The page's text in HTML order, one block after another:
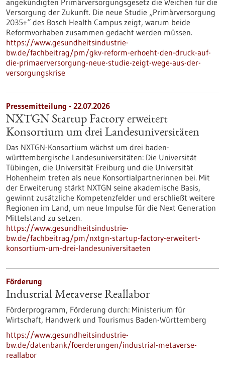
angekündigten Primärversorgungsgesetz die Weichen für die
Versorgung der Zukunft. Die neue Studie „Primärversorgung
2035+“ des Bosch Health Campus zeigt, warum beide
Reformvorhaben zusammen gedacht werden müssen.
https://www.gesundheitsindustrie-
bw.de/fachbeitrag/pm/gkv-reform-erhoeht-den-druck-auf-
die-primaerversorgung-neue-studie-zeigt-wege-aus-der-
versorgungskrise
Pressemitteilung - 22.07.2026
NXTGN Startup Factory erweitert
Konsortium um drei Landesuniversitäten
Das NXTGN-Konsortium wächst um drei baden-
württembergische Landesuniversitäten: Die Universität
Tübingen, die Universität Freiburg und die Universität
Hohenheim treten als neue Konsortialpartnerinnen bei. Mit
der Erweiterung stärkt NXTGN seine akademische Basis,
gewinnt zusätzliche Kompetenzfelder und erschließt weitere
Regionen im Land, um neue Impulse für die Next Generation
Mittelstand zu setzen.
https://www.gesundheitsindustrie-
bw.de/fachbeitrag/pm/nxtgn-startup-factory-erweitert-
konsortium-um-drei-landesuniversitaeten
Förderung
Industrial Metaverse Reallabor
Förderprogramm, Förderung durch: Ministerium für
Wirtschaft, Handwerk und Tourismus Baden-Württemberg
https://www.gesundheitsindustrie-
bw.de/datenbank/foerderungen/industrial-metaverse-
reallabor